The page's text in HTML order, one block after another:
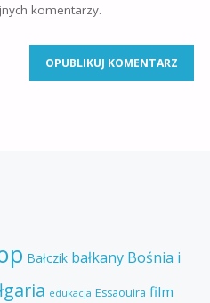
komentarzy.
Bałczik bałkany Bośnia i
edukacja Essaouira film